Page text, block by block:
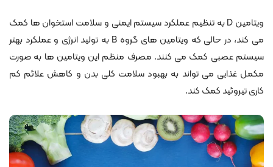
ویتامین D به تنظیم عملکرد سیستم ایمنی و سلامت استخوان ها کمک
می کند، در حالی که ویتامین های گروه B به تولید انرژی و عملکرد بهتر
سیستم عصبی کمک می کنند. مصرف منظم این ویتامین ها به صورت
مکمل غذایی می تواند به بهبود سلامت کلی بدن و کاهش علائم کم
کاری تیروئید کمک کند.